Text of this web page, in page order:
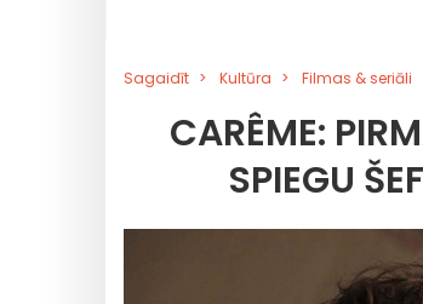
Sagaidīt Kultūra Filmas & seriāli
CARÊME:
SPIEGU